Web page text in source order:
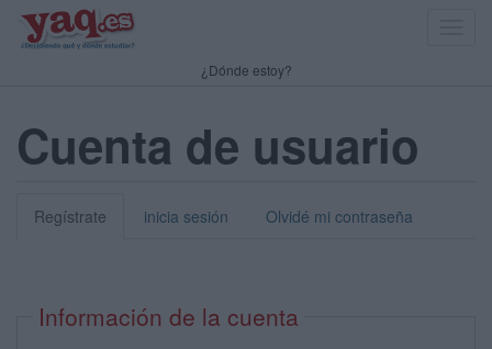
¿Dónde estoy?
Cuenta de usuario
Regístrate inicia sesión Olvidé mi contraseña
Información de la cuenta